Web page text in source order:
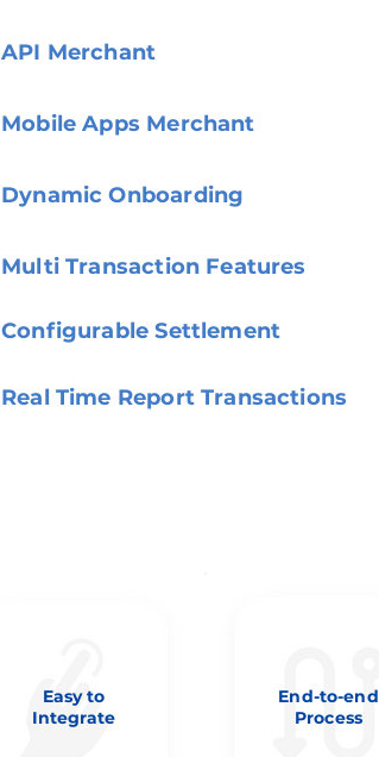
API Merchant
Mobile Apps Merchant
Dynamic Onboarding
Multi Transaction Features
Configurable Settlement
Real Time Report Transactions
Easy to
Integrate
End-to-end
Process